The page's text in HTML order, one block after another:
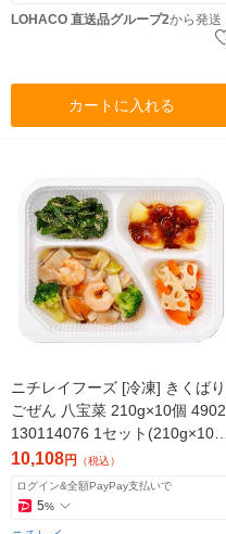
LOHACO 直送品グループ2から発送
カートに入れる
ニチレイフーズ [冷凍] きくばり
ごぜん 八宝菜 210g×10個 4902
130114076 1セット(210g×10
個)（直送品）
10,108円 （税込）
ログイン&全額PayPay支払いで
5%